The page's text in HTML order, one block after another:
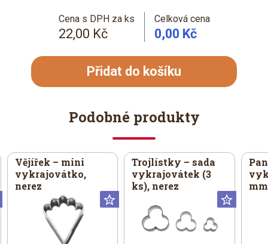
Cena s DPH za ks
22,00 Kč
Celková cena
0,00 Kč
Přidat do košíku
Podobné produkty
Vějířek – mini
vykrajovátko,
nerez
Trojlístky – sada
vykrajovátek (3
ks), nerez
mm
Universální